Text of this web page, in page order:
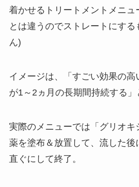
着かせるトリートメントメニュ
とは違うのでストレートにす
ん)
イメージは、「すごい効果の高
が1～2ヵ月の長期間持続する」
実際のメニューでは「グリオキ
薬を塗布＆放置して、流した後
直ぐにして終了。